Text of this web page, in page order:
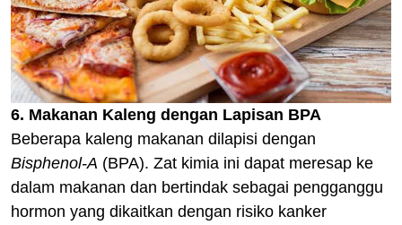
6. Makanan Kaleng dengan Lapisan BPA
Beberapa kaleng makanan dilapisi dengan
Bisphenol-A (BPA). Zat kimia ini dapat meresap ke
dalam makanan dan bertindak sebagai pengganggu
hormon yang dikaitkan dengan risiko kanker